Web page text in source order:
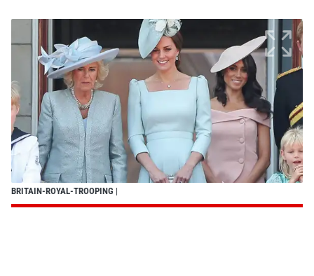
BRITAIN-ROYAL-TROOPING |